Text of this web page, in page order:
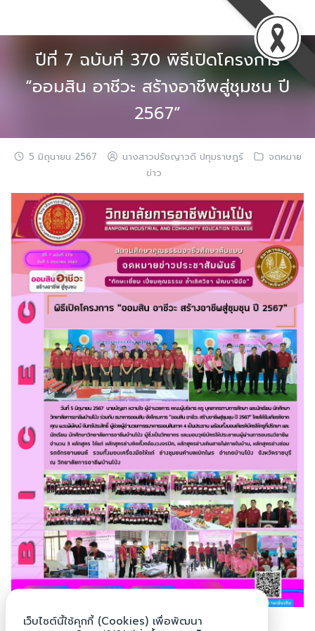
Search
for:
Search
ปีที่ 7 ฉบับที่ 370 พิธีเปิดโครงการ
“ออมสิน อาชีวะ สร้างอาชีพสู่ชุมชน ปี
2567”
5 มิถุนายน 2567 นางสาวปรัชญาวดี ปทุมราษฎร์
จดหมาย
ข่าว
เว็บไซต์นี้ใช้คุกกี้ (Cookies) เพื่อพัฒนา